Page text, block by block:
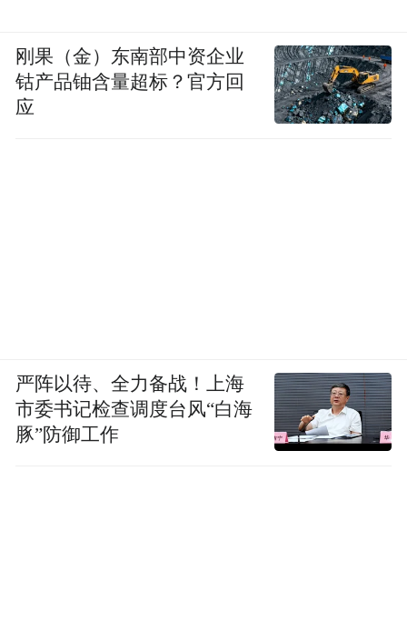
刚果（金）东南部中资企业
钴产品铀含量超标？官方回
应
严阵以待、全力备战！上海
市委书记检查调度台风“白海
豚”防御工作